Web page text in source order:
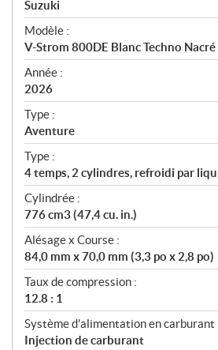
p
é
c
i
f
i
c
a
t
i
o
n
s
Suzuki
Modèle :
V-Strom 800DE Blanc Techno Nacré
Année :
2026
Type :
Aventure
Type :
4 temps, 2 cylindres, refroidi par
Cylindrée :
776 cm3 (47,4 cu. in.)
Alésage x Course :
84,0 mm x 70,0 mm (3,3 po x 2,8 po)
Taux de compression :
12.8 : 1
Système d'alimentation en carburant
Injection de carburant